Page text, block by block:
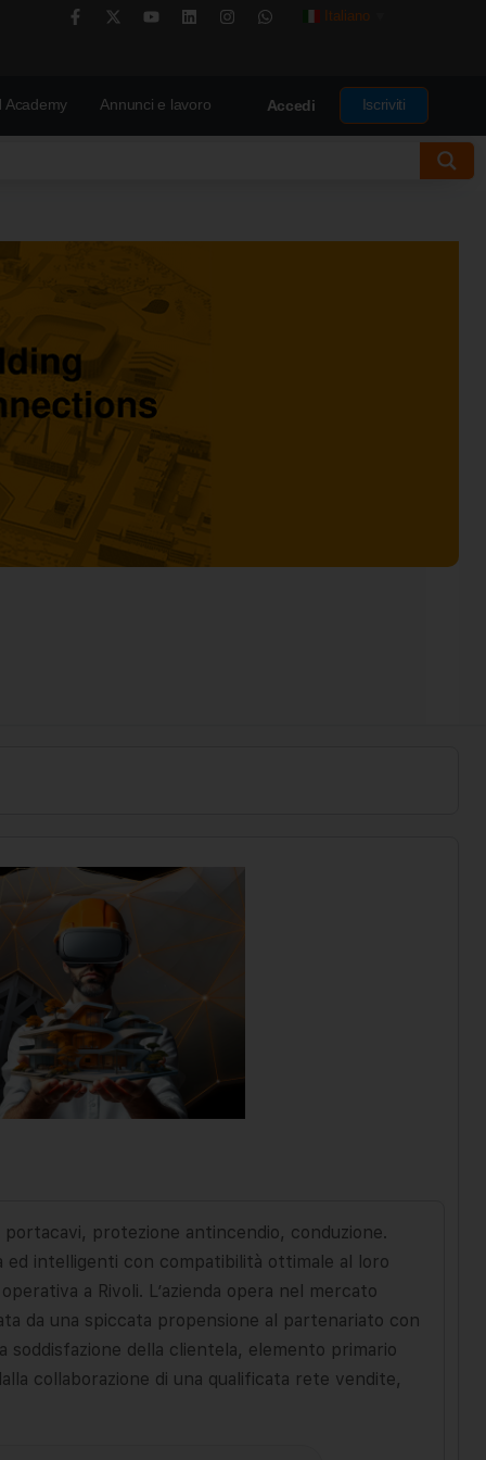
Italiano
Academy Annunci e lavoro Accedi Iscriviti
protezione antincendio, conduzione.
intelligenti con compatibilità ottimale al loro
a Rivoli. L’azienda opera nel mercato
da una spiccata propensione al partenariato con
della clientela, elemento primario
collaborazione di una qualificata rete vendite,